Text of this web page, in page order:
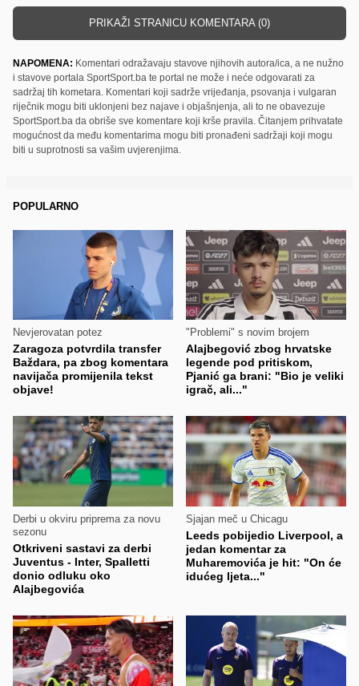
PRIKAŽI STRANICU KOMENTARA (0)
NAPOMENA: Komentari odražavaju stavove njihovih autora/ica, a ne nužno
i stavove portala SportSport.ba te portal ne može i neće odgovarati za
sadržaj tih kometara. Komentari koji sadrže vrijeđanja, psovanja i vulgaran
riječnik mogu biti uklonjeni bez najave i objašnjenja, ali to ne obavezuje
SportSport.ba da obriše sve komentare koji krše pravila. Čitanjem prihvatate
mogućnost da među komentarima mogu biti pronađeni sadržaji koji mogu
biti u suprotnosti sa vašim uvjerenjima.
POPULARNO
Nevjerovatan potez
Zaragoza potvrdila transfer
Baždara, pa zbog komentara
navijača promijenila tekst
objave!
"Problemi" s novim brojem
Alajbegović zbog hrvatske
legende pod pritiskom,
Pjanić ga brani: "Bio je veliki
igrač, ali..."
Derbi u okviru priprema za novu
sezonu
Otkriveni sastavi za derbi
Juventus - Inter, Spalletti
donio odluku oko
Alajbegovića
Sjajan meč u Chicagu
Leeds pobijedio Liverpool, a
jedan komentar za
Muharemovića je hit: "On će
idućeg ljeta..."